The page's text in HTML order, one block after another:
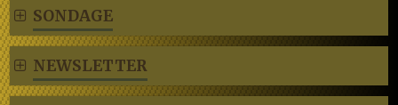
SONDAGE
NEWSLETTER